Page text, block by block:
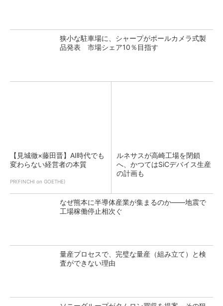
狭小な駐車場に、シャープがポールカメラ式製
品発表 市場シェア10％目指す
【見城徹×藤田晋】AI時代でも
変わらない経営者の本質
PR(FINCHI on GOETHE)
ルネサスが高崎工場を閉鎖
へ、かつてはSiCデバイス生産
の計画も
なぜ熊本に半導体産業が集まるのか――地震で
工場稼働停止相次ぐ
量産プロセスで、完璧な量産（組み立て）と検
査ができない理由